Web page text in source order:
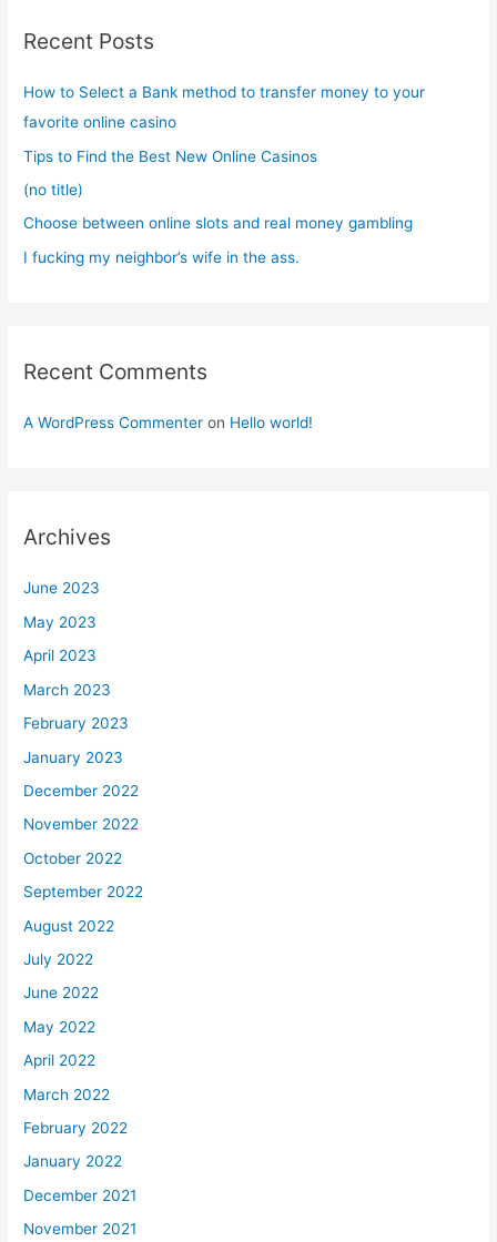
h
Recent Posts
How to Select a Bank method to transfer money to your
favorite online casino
Tips to Find the Best New Online Casinos
(no title)
Choose between online slots and real money gambling
I fucking my neighbor’s wife in the ass.
Recent Comments
A WordPress Commenter on Hello world!
Archives
June 2023
May 2023
April 2023
March 2023
February 2023
January 2023
December 2022
November 2022
October 2022
September 2022
August 2022
July 2022
June 2022
May 2022
April 2022
March 2022
February 2022
January 2022
December 2021
November 2021